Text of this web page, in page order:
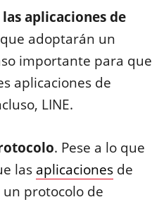
aplicaciones de
adoptarán un
importante para que
aplicaciones de
LINE.
. Pese a lo que
las aplicacionesde
protocolo de